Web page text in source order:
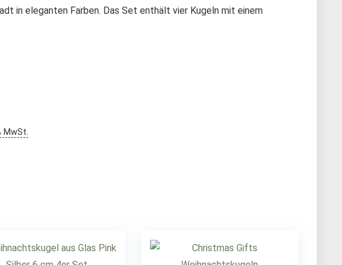
in eleganten Farben. Das Set enthält vier Kugeln mit einem
MwSt.